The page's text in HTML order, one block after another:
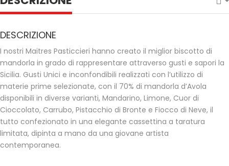
DESCRIZIONE
I nostri Maitres Pasticcieri hanno creato il miglior biscotto di
mandorla in grado di rappresentare attraverso gusti e sapori la
Sicilia. Gusti Unici e inconfondibili realizzati con l’utilizzo di
materie prime selezionate, con il 70% di mandorla d’Avola
disponibili in diverse varianti, Mandarino, Limone, Cuor di
Cioccolato, Carrubo, Pistacchio di Bronte e Fiocco di Neve, il
tutto confezionato in una elegante cassettina a taratura
limitata, dipinta a mano da una giovane artista
contemporanea.